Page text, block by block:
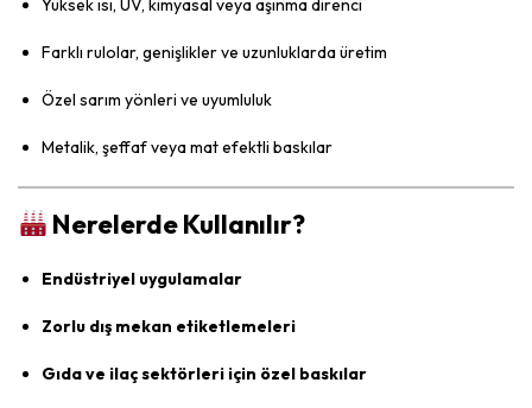
Yüksek ısı, UV, kimyasal veya aşınma direnci
Farklı rulolar, genişlikler ve uzunluklarda üretim
Özel sarım yönleri ve uyumluluk
Metalik, şeffaf veya mat efektli baskılar
Nerelerde Kullanılır?
Endüstriyel uygulamalar
Zorlu dış mekan etiketlemeleri
Gıda ve ilaç sektörleri için özel baskılar